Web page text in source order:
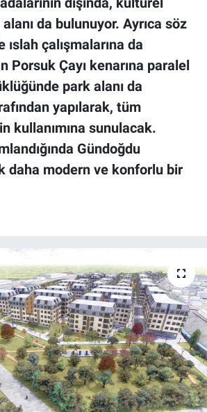
da bulunuyor. Ayrıca söz
çalışmalarına da
Porsuk Çayı kenarına paralel
park alanı da
yapılarak, tüm
kullanımına sunulacak.
Gündoğdu
daha modern ve konforlu bir